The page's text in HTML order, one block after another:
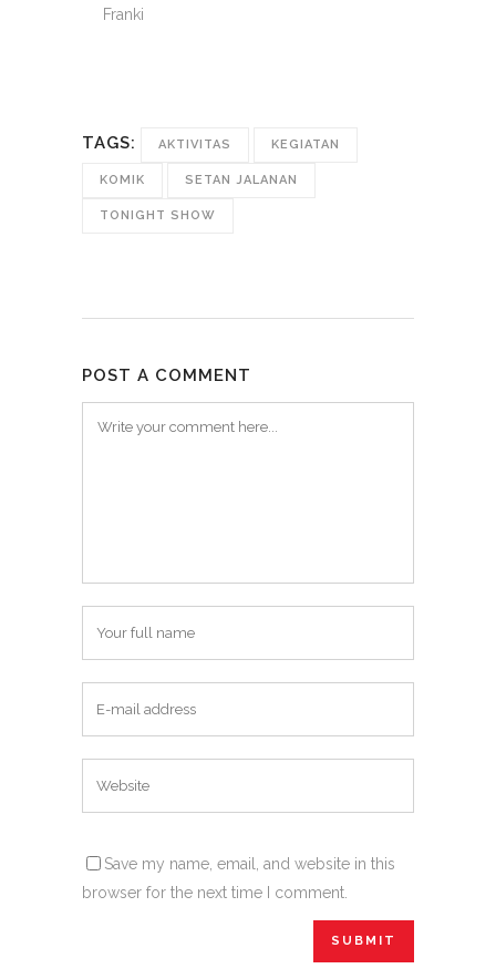
Franki
TAGS: AKTIVITAS KEGIATAN
KOMIK SETAN JALANAN
TONIGHT SHOW
POST A COMMENT
Save my name, email, and website in this
browser for the next time I comment.